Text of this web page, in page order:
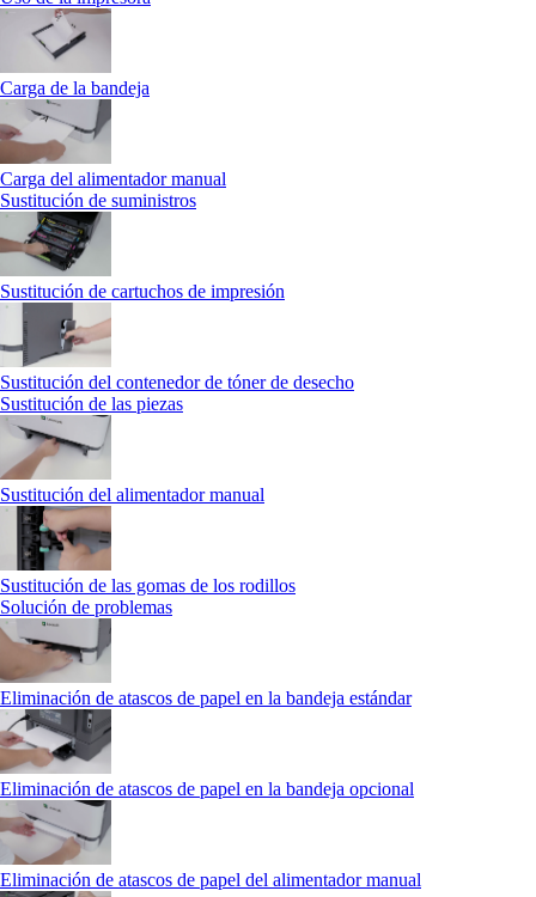
Carga de la bandeja
Carga del alimentador manual
Sustitución de suministros
Sustitución de cartuchos de impresión
Sustitución del contenedor de tóner de desecho
Sustitución de las piezas
Sustitución del alimentador manual
Sustitución de las gomas de los rodillos
Solución de problemas
Eliminación de atascos de papel en la bandeja estándar
Eliminación de atascos de papel en la bandeja opcional
Eliminación de atascos de papel del alimentador manual